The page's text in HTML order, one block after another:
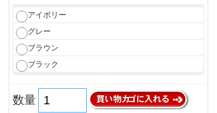
アイボリー
グレー
ブラウン
ブラック
数量